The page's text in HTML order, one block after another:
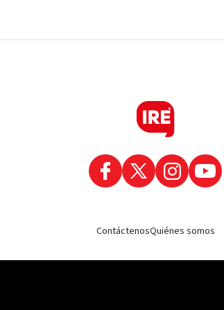
ContáctenosQuiénes somos